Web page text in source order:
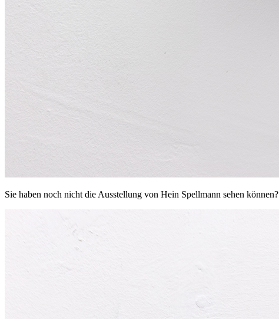
Sie haben noch nicht die Ausstellung von Hein Spellmann sehen